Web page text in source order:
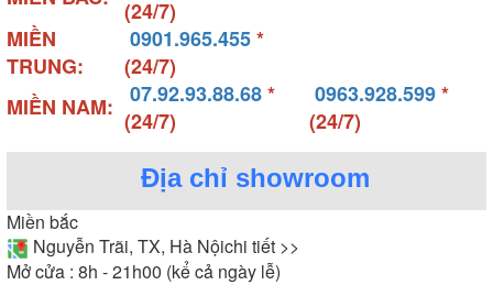
(24/7)
MIỀN
TRUNG:
0901.965.455*
(24/7)
MIỀN NAM:
07.92.93.88.68*
(24/7)
0963.928.599*
(24/7)
Địa chỉ showroom
Miền bắc
Nguyễn Trãi, TX, Hà Nộichi tiết >>
Mở cửa : 8h - 21h00 (kể cả ngày lễ)